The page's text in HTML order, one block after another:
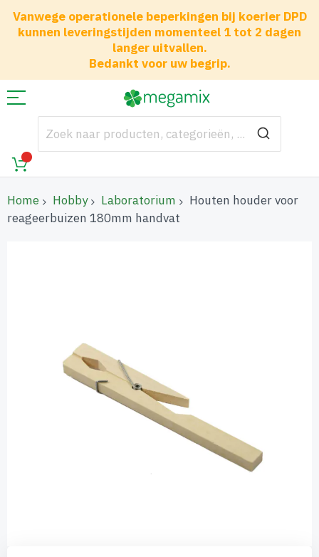
Vanwege operationele beperkingen bij koerier DPD
kunnen leveringstijden momenteel 1 tot 2 dagen
langer uitvallen.
Bedankt voor uw begrip.
Home Hobby Laboratorium
Houten houder voor
reageerbuizen 180mm handvat